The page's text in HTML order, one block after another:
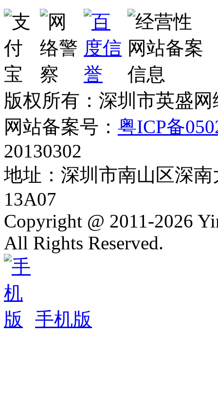
版权所有：深圳市英盛
网站备案号： 粤ICP备
20130302
地址：深圳市南山区深
13A07
Copyright @ 2011-2026
All Rights Reserved.
手机版